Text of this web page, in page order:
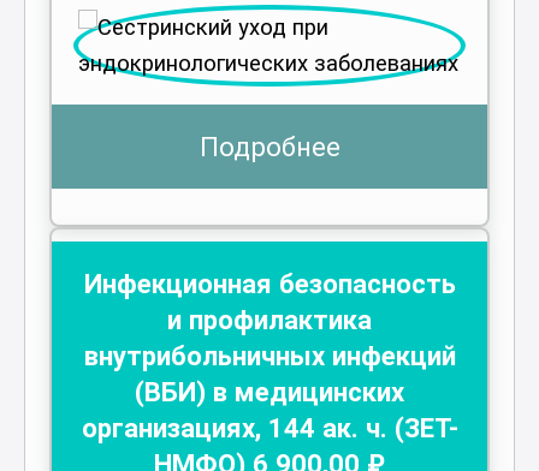
Подробнее
Инфекционная безопасность
и профилактика
внутрибольничных инфекций
(ВБИ) в медицинских
организациях, 144 ак. ч. (ЗЕТ-
НМФО) 6 900,00 ₽